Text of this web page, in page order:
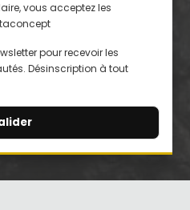
vous acceptez les
pour recevoir les
Désinscription à tout